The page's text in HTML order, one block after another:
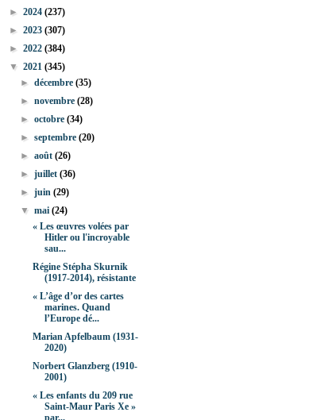
► 2024 (237)
► 2023 (307)
► 2022 (384)
▼ 2021 (345)
►décembre(35)
►novembre(28)
►octobre(34)
►septembre(20)
►août(26)
►juillet(36)
►juin(29)
▼mai(24)
« Les œuvres volées par
Hitler ou l'incroyable
sau...
Régine Stépha Skurnik
(1917-2014), résistante
« L’âge d’or des cartes
marines. Quand
l’Europe dé...
Marian Apfelbaum (1931-
2020)
Norbert Glanzberg (1910-
2001)
« Les enfants du 209 rue
Saint-Maur Paris Xe »
par...